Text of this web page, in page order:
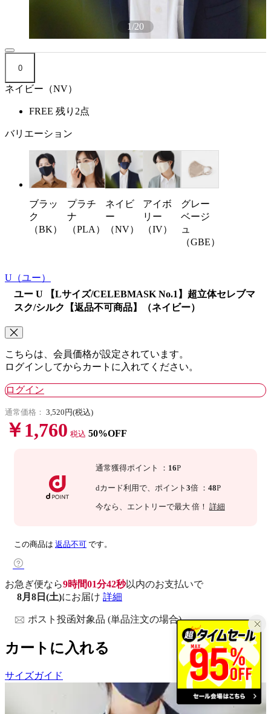
1/20
0
ネイビー（NV）
FREE 残り2点
バリエーション
ブラッ
ク
（BK）
プラチ
ナ
（PLA）
ネイビ
ー
（NV）
アイボ
リー
（IV）
グレー
ベージ
ュ
（GBE）
U （ユー）
ユー U 【Lサイズ/CELEBMASK No.1】超立体セレブマ
スク/シルク【返品不可商品】（ネイビー）
こちらは、会員価格が設定されています。
ログインしてからカートに入れてください。
ログイン
通常価格： 3,520円(税込)
￥1,760 税込 50%OFF
通常獲得ポイント ： 16P
dカード利用で、 ポイント 3倍 ： 48P
今なら 、エントリーで最大 倍！ 詳細
この商品は 返品不可 です。
お急ぎ便なら9時間01分40秒以内のお支払いで
8月8日(土)にお届け 詳細
ポスト投函対象品 (単品注文の場合)
カートに入れる
サイズガイド